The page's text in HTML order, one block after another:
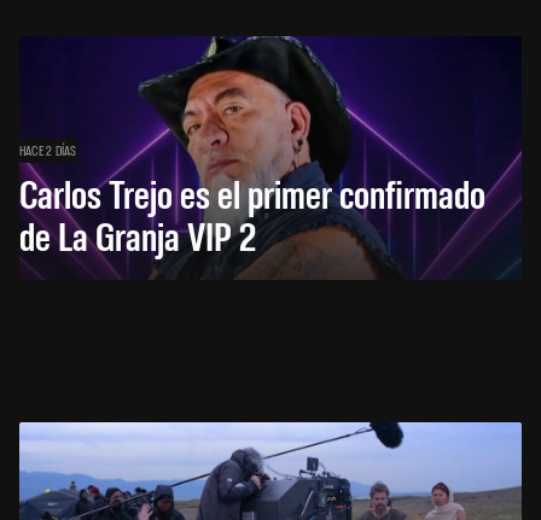
HACE 2 DÍAS
Carlos Trejo es el primer confirmado
de La Granja VIP 2